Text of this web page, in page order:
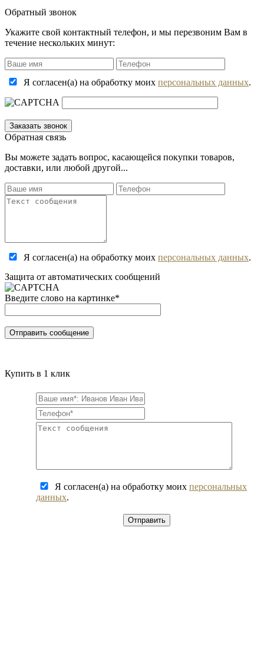
Обратный звонок
Укажите свой контактный телефон, и мы перезвоним Вам в
течение нескольких минут:
Я согласен(а) на обработку моих персональных данных.
Обратная связь
Вы можете задать вопрос, касающейся покупки товаров,
доставки, или любой другой...
Я согласен(а) на обработку моих персональных данных.
Защита от автоматических сообщений
Введите слово на картинке*
Купить в 1 клик
Я согласен(а) на обработку моих персональных
данных.